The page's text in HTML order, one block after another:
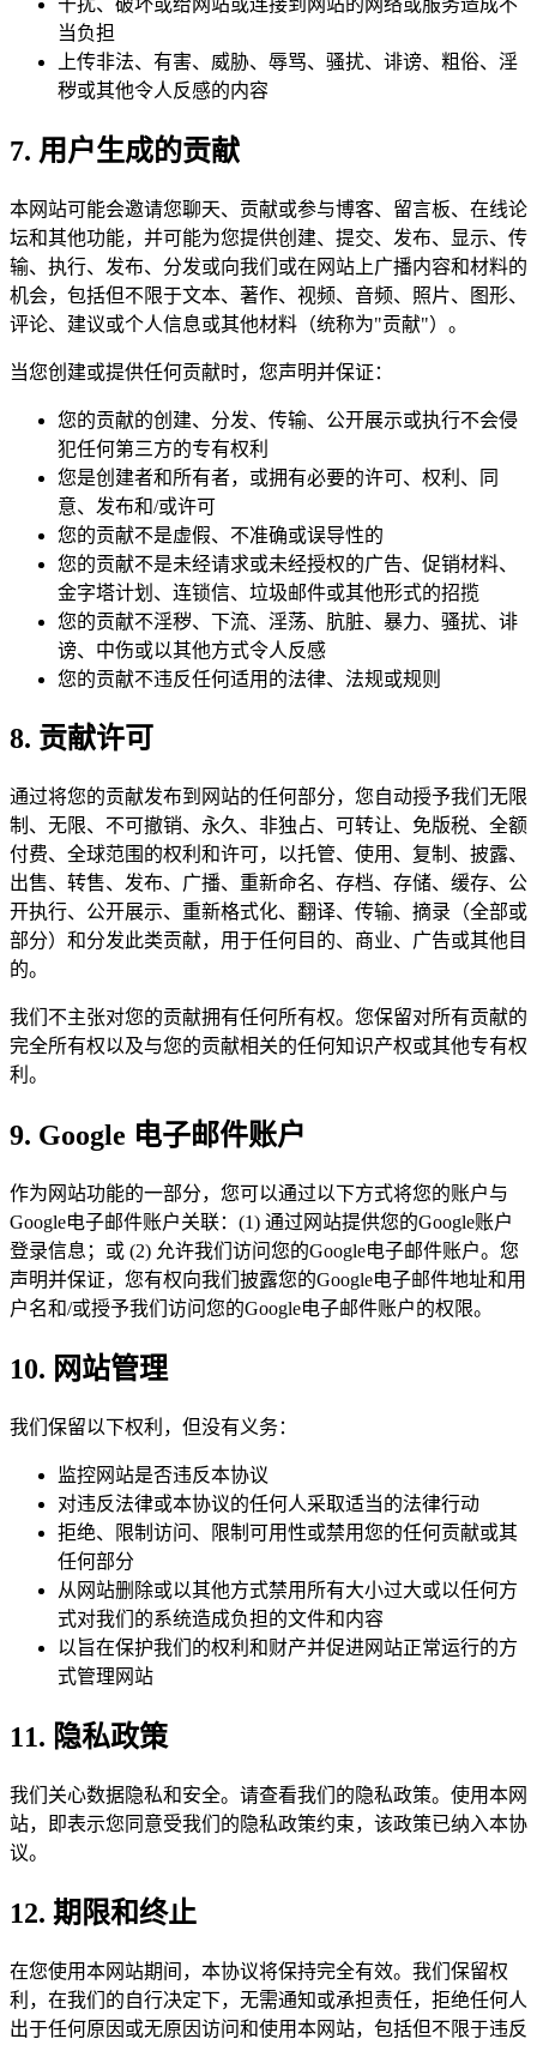
当负担
上传非法、有害、威胁、辱骂、骚扰、诽谤、粗俗、淫
秽或其他令人反感的内容
7. 用户生成的贡献
本网站可能会邀请您聊天、贡献或参与博客、留言板、在线论
坛和其他功能，并可能为您提供创建、提交、发布、显示、传
输、执行、发布、分发或向我们或在网站上广播内容和材料的
机会，包括但不限于文本、著作、视频、音频、照片、图形、
评论、建议或个人信息或其他材料（统称为"贡献"）。
当您创建或提供任何贡献时，您声明并保证：
您的贡献的创建、分发、传输、公开展示或执行不会侵
犯任何第三方的专有权利
您是创建者和所有者，或拥有必要的许可、权利、同
意、发布和/或许可
您的贡献不是虚假、不准确或误导性的
您的贡献不是未经请求或未经授权的广告、促销材料、
金字塔计划、连锁信、垃圾邮件或其他形式的招揽
您的贡献不淫秽、下流、淫荡、肮脏、暴力、骚扰、诽
谤、中伤或以其他方式令人反感
您的贡献不违反任何适用的法律、法规或规则
8. 贡献许可
通过将您的贡献发布到网站的任何部分，您自动授予我们无限
制、无限、不可撤销、永久、非独占、可转让、免版税、全额
付费、全球范围的权利和许可，以托管、使用、复制、披露、
出售、转售、发布、广播、重新命名、存档、存储、缓存、公
开执行、公开展示、重新格式化、翻译、传输、摘录（全部或
部分）和分发此类贡献，用于任何目的、商业、广告或其他目
的。
我们不主张对您的贡献拥有任何所有权。您保留对所有贡献的
完全所有权以及与您的贡献相关的任何知识产权或其他专有权
利。
9. Google 电子邮件账户
作为网站功能的一部分，您可以通过以下方式将您的账户与
Google电子邮件账户关联：(1) 通过网站提供您的Google账户
登录信息；或 (2) 允许我们访问您的Google电子邮件账户。您
声明并保证，您有权向我们披露您的Google电子邮件地址和用
户名和/或授予我们访问您的Google电子邮件账户的权限。
10. 网站管理
我们保留以下权利，但没有义务：
监控网站是否违反本协议
对违反法律或本协议的任何人采取适当的法律行动
拒绝、限制访问、限制可用性或禁用您的任何贡献或其
任何部分
从网站删除或以其他方式禁用所有大小过大或以任何方
式对我们的系统造成负担的文件和内容
以旨在保护我们的权利和财产并促进网站正常运行的方
式管理网站
11. 隐私政策
我们关心数据隐私和安全。请查看我们的隐私政策。使用本网
站，即表示您同意受我们的隐私政策约束，该政策已纳入本协
议。
12. 期限和终止
在您使用本网站期间，本协议将保持完全有效。我们保留权
利，在我们的自行决定下，无需通知或承担责任，拒绝任何人
出于任何原因或无原因访问和使用本网站，包括但不限于违反